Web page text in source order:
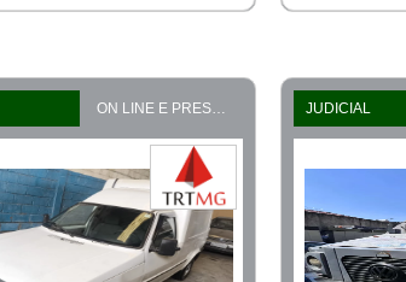
ON LINE E PRESENCIAL JUDICIAL